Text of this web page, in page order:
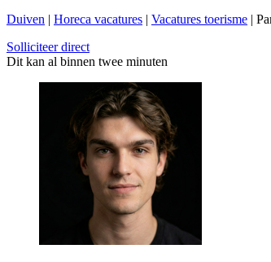
Duiven | Horeca vacatures | Vacatures toerisme |
Solliciteer direct
Dit kan al binnen twee minuten